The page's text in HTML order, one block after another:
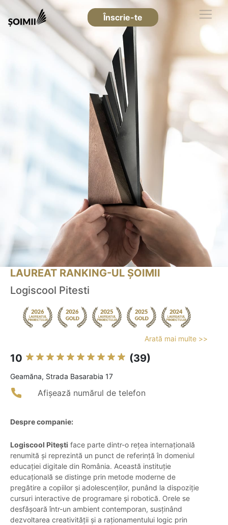
Înscrie-te
LAUREAT RANKING-UL ȘOIMII
Logiscool Pitesti
Arată mai multe >>
10 (39)
Geamăna, Strada Basarabia 17
Afișează numărul de telefon
Despre companie:
Logiscool Pitești face parte dintr-o rețea internațională
renumită și reprezintă un punct de referință în domeniul
educației digitale din România. Această instituție
educațională se distinge prin metode moderne de
pregătire a copiilor și adolescenților, punând la dispoziție
cursuri interactive de programare și robotică. Orele se
desfășoară într-un ambient contemporan, susținând
dezvoltarea creativității și a raționamentului logic prin